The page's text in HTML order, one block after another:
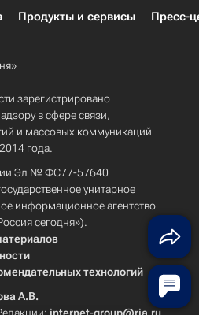
Продукты и сервисы Пресс-
зарегистрировано
в сфере связи,
и массовых коммуникаций
года.
Эл № ФС77-57640
унитарное
информационное агентство
сегодня»).
технологий
А.В.